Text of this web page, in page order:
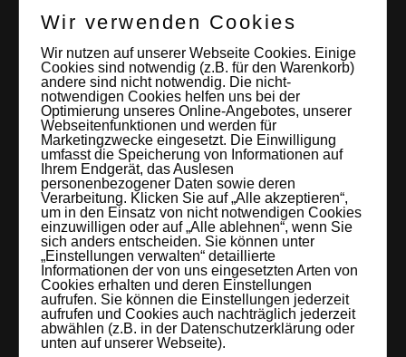
LEIPZIGS MIETSTUDIO
Hier lassen sich Foto- und Videoproduktionen aller Art in
entspannter Loftatmosphäre realisieren. Alles da, was man
braucht: Technik, Platz, Couch und Kaffee. Folgt uns!
Letzte Beiträge
60 Jahre WG UNITAS eG [Scholz & Heinz]
Wir verwenden Cookies
Wir nutzen auf unserer Webseite Cookies. Einige
Cookies sind notwendig (z.B. für den Warenkorb)
andere sind nicht notwendig. Die nicht-
notwendigen Cookies helfen uns bei der
Optimierung unseres Online-Angebotes, unserer
Webseitenfunktionen und werden für
Marketingzwecke eingesetzt. Die Einwilligung
umfasst die Speicherung von Informationen auf
Ihrem Endgerät, das Auslesen
personenbezogener Daten sowie deren
Verarbeitung. Klicken Sie auf „Alle akzeptieren“,
um in den Einsatz von nicht notwendigen Cookies
einzuwilligen oder auf „Alle ablehnen“, wenn Sie
sich anders entscheiden. Sie können unter
„Einstellungen verwalten“ detaillierte
Informationen der von uns eingesetzten Arten von
Cookies erhalten und deren Einstellungen
aufrufen. Sie können die Einstellungen jederzeit
aufrufen und Cookies auch nachträglich jederzeit
abwählen (z.B. in der Datenschutzerklärung oder
unten auf unserer Webseite).